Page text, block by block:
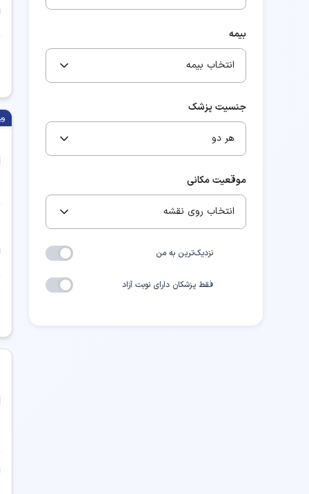
بیمه
انتخاب بیمه
جنسیت پزشک
هر دو
موقعیت مکانی
انتخاب روی نقشه
نزدیک‌ترین به من
فقط پزشکان دارای نوبت آزاد